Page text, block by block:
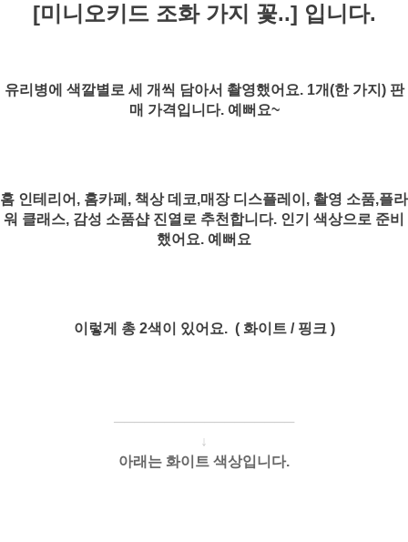
[미니오키드 조화 가지 꽃..] 입니다.
유리병에 색깔별로 세 개씩 담아서 촬영했어요. 1개(한 가지) 판
매 가격입니다. 예뻐요~
홈 인테리어, 홈카페, 책상 데코,매장 디스플레이, 촬영 소품,플라
워 클래스, 감성 소품샵 진열로 추천합니다. 인기 색상으로 준비
했어요. 예뻐요
이렇게 총 2색이 있어요. ( 화이트 / 핑크 )
──────────────────
↓
아래는 화이트 색상입니다.